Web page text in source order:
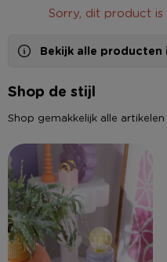
Sorry, dit product
Bekijk alle producten
Shop de stijl
Shop gemakkelijk alle